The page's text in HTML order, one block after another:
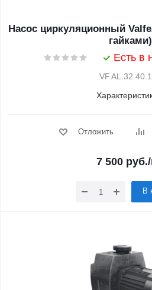
Насос циркуляционный
гайками)
Есть в
Отложить
7 500руб.
В